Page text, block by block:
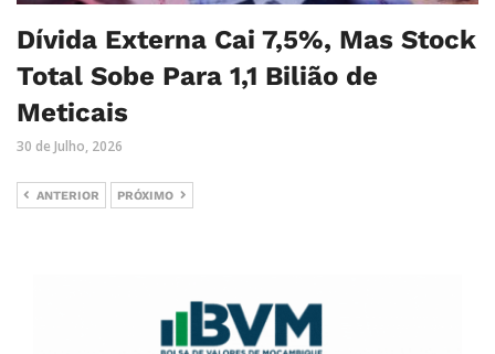
Dívida Externa Cai 7,5%, Mas Stock
Total Sobe Para 1,1 Bilião de
Meticais
30 de Julho, 2026
ANTERIOR PRÓXIMO